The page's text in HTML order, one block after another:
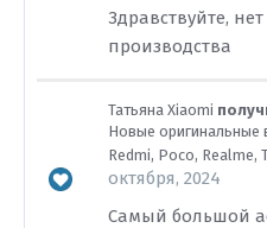
Здравствуйте,
производства
Татьяна Xiaomi
Новые оригинальные
Redmi, Poco, Realme,
октября, 2024
С амый большой